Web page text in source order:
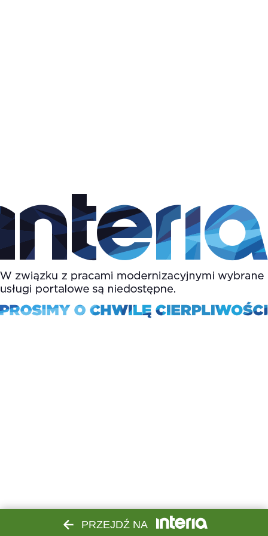
PRZEJDŹ NA